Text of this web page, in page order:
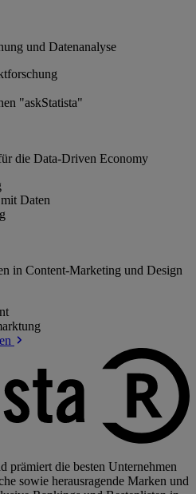
und Datenanalyse
"askStatista"
die Data-Driven Economy
Daten
in Content-Marketing und Design
prämiert die besten Unternehmen
sowie herausragende Marken und